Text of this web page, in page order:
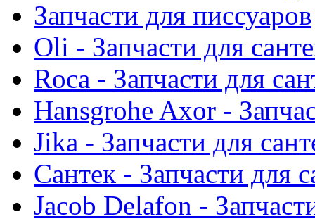
Запчасти для писсуаров
Oli - Запчасти для
Roca - Запчасти для
Hansgrohe Axor -
Jika - Запчасти для
Сантек - Запчасти для
Jacob Delafon -